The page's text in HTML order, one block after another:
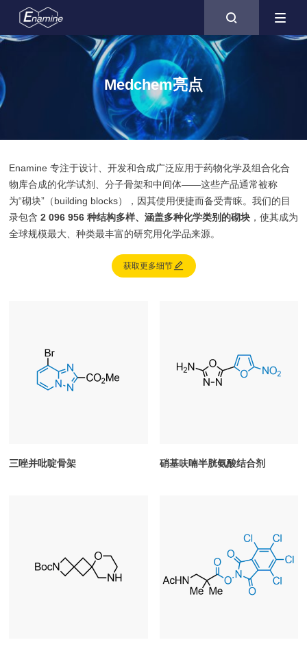

Medchem亮点
Enamine 专注于设计、开发和合成广泛应用于药物化学及组合化合
物库合成的化学试剂、分子骨架和中间体——这些产品通常被称
为“砌块”（building blocks），因其使用便捷而备受青睐。我们的目
录包含 2 096 956 种结构多样、涵盖多种化学类别的砌块，使其成为
全球规模最大、种类最丰富的研究用化学品来源。
获取更多细节
三唑并吡啶骨架 硝基呋喃半胱氨酸结合剂